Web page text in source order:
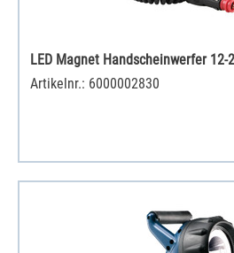
LED Magnet Handscheinwerfer 12-
Artikelnr.: 6000002830